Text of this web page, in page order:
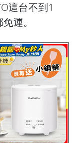
這台不到1
運。